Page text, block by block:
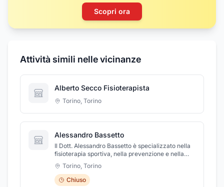
Scopri ora
Attività simili nelle vicinanze
Alberto Secco Fisioterapista
Torino, Torino
Alessandro Bassetto
Il Dott. Alessandro Bassetto è specializzato nella
fisioterapia sportiva, nella prevenzione e nella
riabilitazione motoria per problematiche
muscolo-scheletriche, sportive e neurologiche.
Con un'esperienza consolidata nel seguire
Torino, Torino
Chiuso